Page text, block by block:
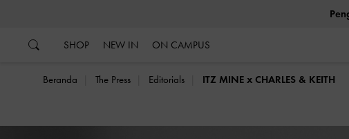
Bea
SHOP NEW IN ON CAMPUS
Beranda The Press Editorials ITZ MINE x CHARLES & KEITH